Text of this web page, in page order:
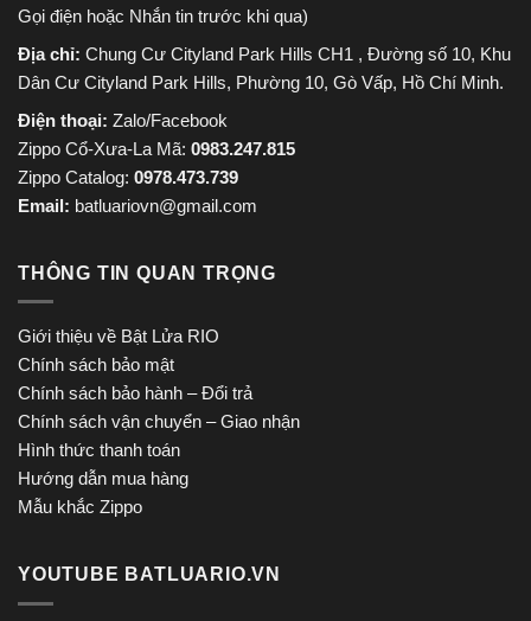
Gọi điện hoặc Nhắn tin trước khi qua)
Địa chỉ: Chung Cư Cityland Park Hills CH1 , Đường số 10, Khu
Dân Cư Cityland Park Hills, Phường 10, Gò Vấp, Hồ Chí Minh.
Điện thoại: Zalo/Facebook
Zippo Cổ-Xưa-La Mã: 0983.247.815
Zippo Catalog: 0978.473.739
Email: batluariovn@gmail.com
THÔNG TIN QUAN TRỌNG
Giới thiệu về Bật Lửa RIO
Chính sách bảo mật
Chính sách bảo hành – Đổi trả
Chính sách vận chuyển – Giao nhận
Hình thức thanh toán
Hướng dẫn mua hàng
Mẫu khắc Zippo
YOUTUBE BATLUARIO.VN